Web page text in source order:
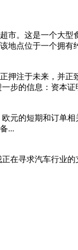
市。这是一个大
地点位于一个拥有
押注于未来，并
步的信息：资本证
元的短期和订单
...
在寻求汽车行业